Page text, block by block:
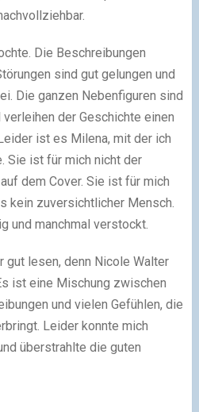
Die Beschreibungen
sind gut gelungen und
Die ganzen Nebenfiguren sind
der Geschichte einen
ist es Milena, mit der ich
Sie ist für mich nicht der
dem Cover. Sie ist für mich
kein zuversichtlicher Mensch.
und manchmal verstockt.
gut lesen, denn Nicole Walter
ist eine Mischung zwischen
und vielen Gefühlen, die
Leider konnte mich
überstrahlte die guten